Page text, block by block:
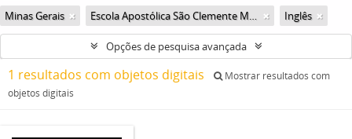
Minas Gerais Escola Apostólica São Clemente Maria Inglês
Opções de pesquisa avançada
1 resultados com objetos digitais
Mostrar resultados com
objetos digitais